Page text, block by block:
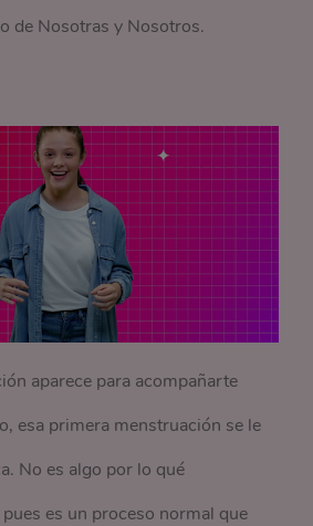
de Nosotras y Nosotros.
aparece para acompañarte
esa primera menstruación se le
No es algo por lo qué
es un proceso normal que